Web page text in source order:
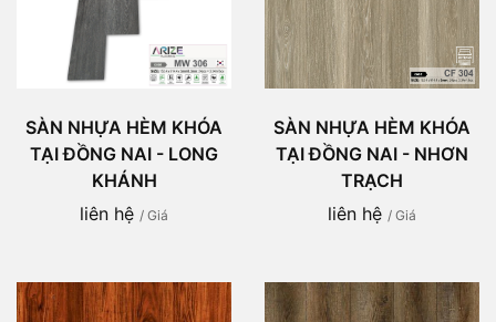
SÀN NHỰA HÈM KHÓA
TẠI ĐỒNG NAI - LONG
KHÁNH
liên hệ / Giá
SÀN NHỰA HÈM KHÓA
TẠI ĐỒNG NAI - NHƠN
TRẠCH
liên hệ / Giá